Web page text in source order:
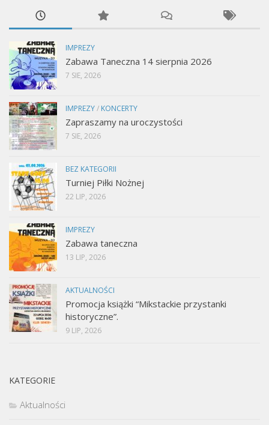
IMPREZY
Zabawa Taneczna 14 sierpnia 2026
7 SIE, 2026
IMPREZY/ KONCERTY
Zapraszamy na uroczystości
7 SIE, 2026
BEZ KATEGORII
Turniej Piłki Nożnej
22 LIP, 2026
IMPREZY
Zabawa taneczna
13 LIP, 2026
AKTUALNOŚCI
Promocja książki “Mikstackie przystanki
historyczne”.
9 LIP, 2026
KATEGORIE
Aktualności